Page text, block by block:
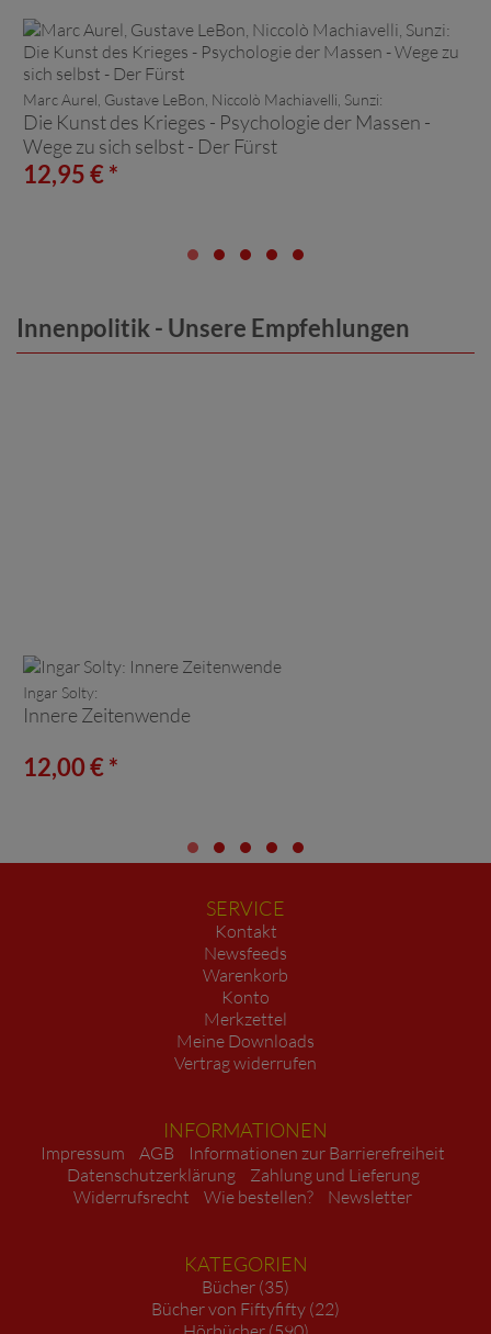
Marc Aurel, Gustave LeBon, Niccolò Machiavelli, Sunzi:
Die Kunst des Krieges - Psychologie der Massen -
Wege zu sich selbst - Der Fürst
12,95 € *
Innenpolitik - Unsere Empfehlungen
Ingar Solty:
Innere Zeitenwende
12,00 € *
SERVICE
Kontakt
Newsfeeds
Warenkorb
Konto
Merkzettel
Meine Downloads
Vertrag widerrufen
INFORMATIONEN
Impressum AGB
Informationen zur Barrierefreiheit
Datenschutzerklärung
Zahlung und Lieferung
Widerrufsrecht
Wie bestellen? Newsletter
KATEGORIEN
Bücher (35)
Bücher von Fiftyfifty (22)